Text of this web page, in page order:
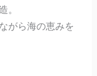
。
がら海の恵みを